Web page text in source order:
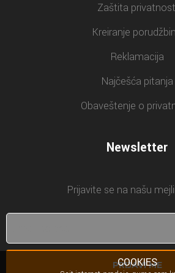
Zaštita
Kreiranje
Reklamacija
Najčešća pitanja
Obaveštenje o
Newsletter
Prijavite se na našu
PRIJAVI ME
COOKIES